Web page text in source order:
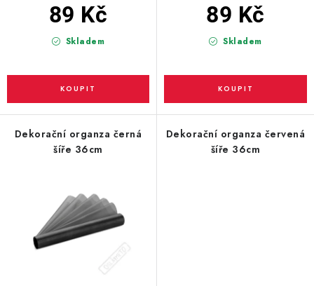
ROZLUČKA SE SVOBODOU
STUHY A MAŠLE
VYSTŘELOVACÍ KONFETY
ORGANZY, STOLOVÉ ŠERPY
Skladem
89 Kč
Skladem
89 Kč
Dekorační organza černá
šíře 36cm
Dekorační organza červená
šíře 36cm